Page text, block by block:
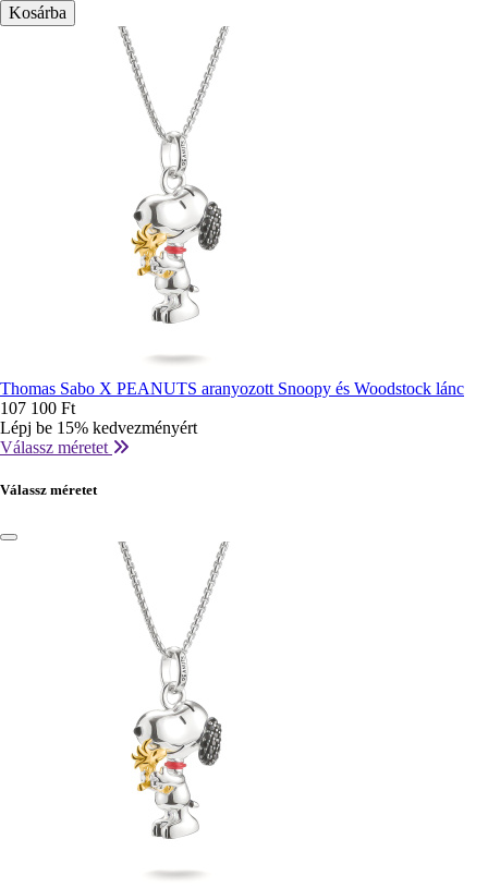
Thomas Sabo X PEANUTS aranyozott Snoopy és Woodstock lánc
107 100 Ft
Lépj be 15% kedvezményért
Válassz méretet
Válassz méretet